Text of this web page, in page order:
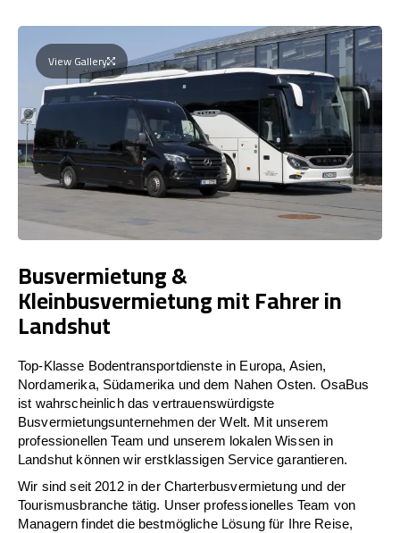
View Gallery
Busvermietung &
Kleinbusvermietung mit Fahrer in
Landshut
Top-Klasse Bodentransportdienste in Europa, Asien,
Nordamerika, Südamerika und dem Nahen Osten. OsaBus
ist wahrscheinlich das vertrauenswürdigste
Busvermietungsunternehmen der Welt. Mit unserem
professionellen Team und unserem lokalen Wissen in
Landshut können wir erstklassigen Service garantieren.
Wir sind seit 2012 in der Charterbusvermietung und der
Tourismusbranche tätig. Unser professionelles Team von
Managern findet die bestmögliche Lösung für Ihre Reise,